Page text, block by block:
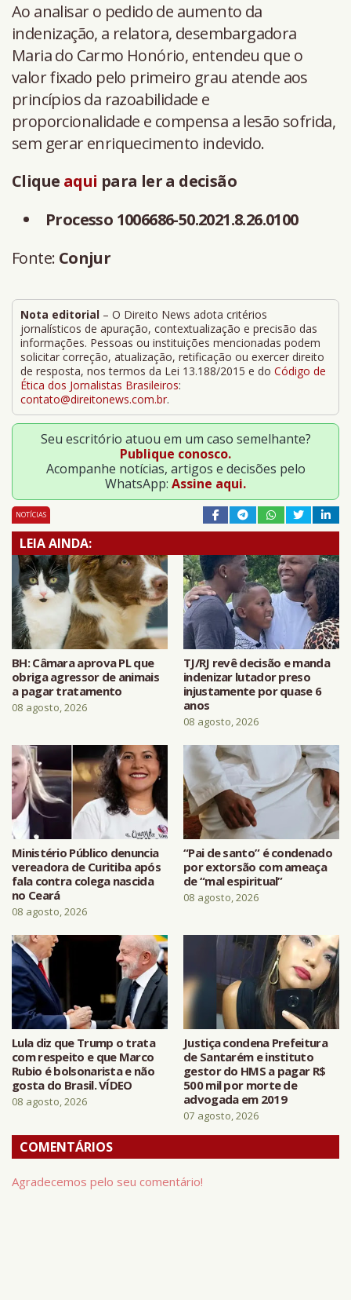
Ao analisar o pedido de aumento da
indenização, a relatora, desembargadora
Maria do Carmo Honório, entendeu que o
valor fixado pelo primeiro grau atende aos
princípios da razoabilidade e
proporcionalidade e compensa a lesão sofrida,
sem gerar enriquecimento indevido.
Clique aqui para ler a decisão
Processo 1006686-50.2021.8.26.0100
Fonte: Conjur
Nota editorial – O Direito News adota critérios
jornalísticos de apuração, contextualização e precisão das
informações. Pessoas ou instituições mencionadas podem
solicitar correção, atualização, retificação ou exercer direito
de resposta, nos termos da Lei 13.188/2015 e do Código de
Ética dos Jornalistas Brasileiros:
contato@direitonews.com.br.
Seu escritório atuou em um caso semelhante?
Publique conosco.
Acompanhe notícias, artigos e decisões pelo
WhatsApp: Assine aqui.
NOTÍCIAS
LEIA AINDA:
BH: Câmara aprova PL que
obriga agressor de animais
a pagar tratamento
08 agosto, 2026
TJ/RJ revê decisão e manda
indenizar lutador preso
injustamente por quase 6
anos
08 agosto, 2026
Ministério Público denuncia
vereadora de Curitiba após
fala contra colega nascida
no Ceará
08 agosto, 2026
“Pai de santo” é condenado
por extorsão com ameaça
de “mal espiritual”
08 agosto, 2026
Lula diz que Trump o trata
com respeito e que Marco
Rubio é bolsonarista e não
gosta do Brasil. VÍDEO
08 agosto, 2026
Justiça condena Prefeitura
de Santarém e instituto
gestor do HMS a pagar R$
500 mil por morte de
advogada em 2019
07 agosto, 2026
COMENTÁRIOS
Agradecemos pelo seu comentário!